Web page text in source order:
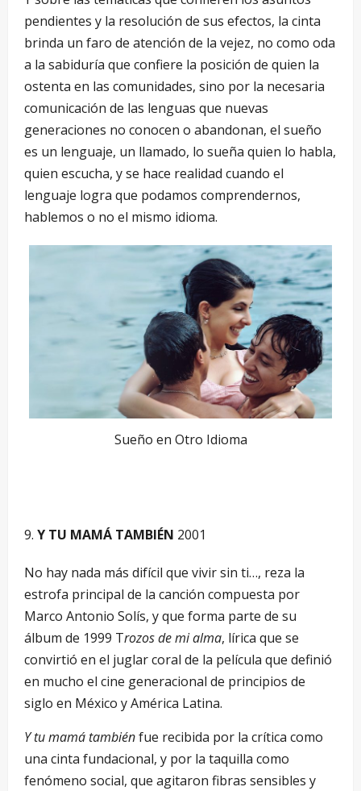
pendientes y la resolución de sus efectos, la cinta
brinda un faro de atención de la vejez, no como oda
a la sabiduría que confiere la posición de quien la
ostenta en las comunidades, sino por la necesaria
comunicación de las lenguas que nuevas
generaciones no conocen o abandonan, el sueño
es un lenguaje, un llamado, lo sueña quien lo habla,
quien escucha, y se hace realidad cuando el
lenguaje logra que podamos comprendernos,
hablemos o no el mismo idioma.
Sueño en Otro Idioma
Y TU MAMÁ TAMBIÉN 2001
No hay nada más difícil que vivir sin ti…, reza la
estrofa principal de la canción compuesta por
Marco Antonio Solís, y que forma parte de su
álbum de 1999 Trozos de mi alma, lírica que se
convirtió en el juglar coral de la película que definió
en mucho el cine generacional de principios de
siglo en México y América Latina.
Y tu mamá tambiénfue recibida por la crítica como
una cinta fundacional, y por la taquilla como
fenómeno social, que agitaron fibras sensibles y